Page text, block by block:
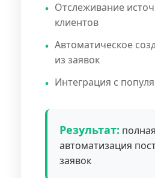
Отслеживание
клиентов
Автоматическое
из заявок
Интеграция с
Результат: полная
автоматизация
заявок